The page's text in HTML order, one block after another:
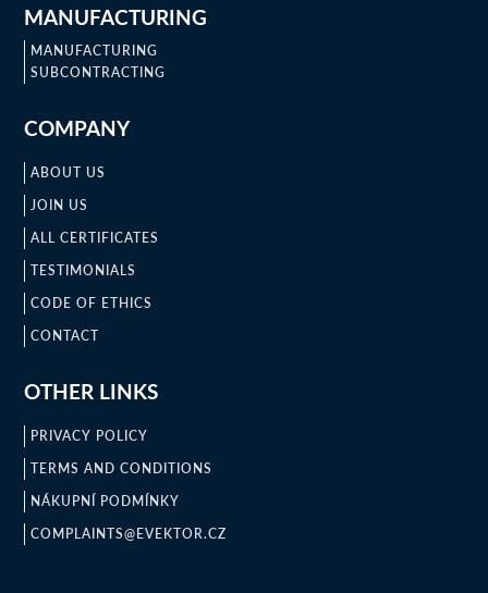
MANUFACTURING
MANUFACTURING
SUBCONTRACTING
COMPANY
ABOUT US
JOIN US
ALL CERTIFICATES
TESTIMONIALS
CODE OF ETHICS
CONTACT
OTHER LINKS
PRIVACY POLICY
TERMS AND CONDITIONS
NÁKUPNÍ PODMÍNKY
COMPLAINTS@EVEKTOR.CZ